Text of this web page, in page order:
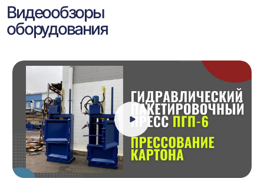
Видеообзоры
оборудования